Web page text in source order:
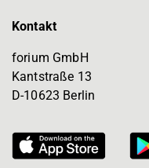
Kontakt
forium GmbH
Kantstraße 13
D-10623 Berlin